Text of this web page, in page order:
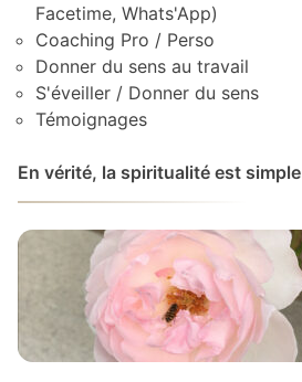
Facetime, Whats'App)
Coaching Pro / Perso
Donner du sens au travail
S'éveiller / Donner du sens
Témoignages
En vérité, la spiritualité est simple